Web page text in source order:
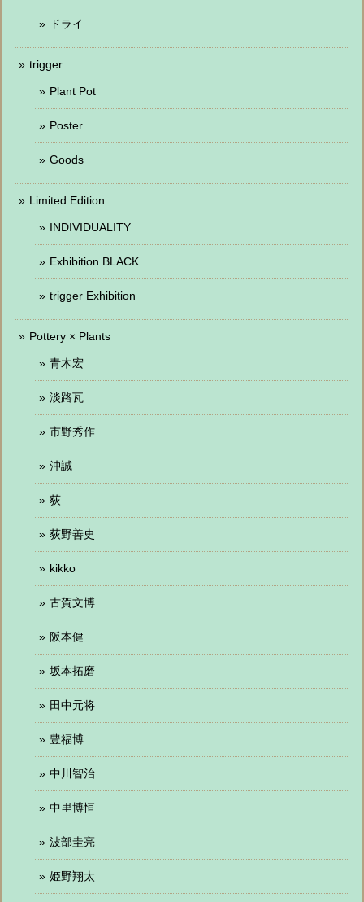
ドライ
trigger
Plant Pot
Poster
Goods
Limited Edition
INDIVIDUALITY
Exhibition BLACK
trigger Exhibition
Pottery × Plants
青木宏
淡路瓦
市野秀作
沖誠
荻
荻野善史
kikko
古賀文博
阪本健
坂本拓磨
田中元将
豊福博
中川智治
中里博恒
波部圭亮
姫野翔太